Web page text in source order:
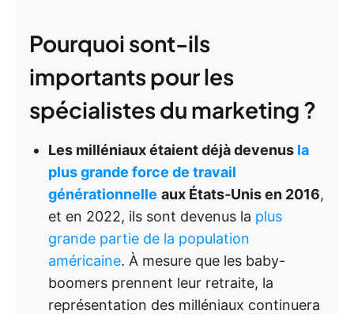
Pourquoi sont-ils
importants pour les
spécialistes du marketing ?
Les milléniaux étaient déjà devenus la
plus grande force de travail
générationnelle aux États-Unis en 2016,
et en 2022, ils sont devenus la plus
grande partie de la population
américaine. À mesure que les baby-
boomers prennent leur retraite, la
représentation des milléniaux continuera